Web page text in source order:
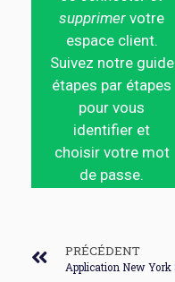
supprimer votre
espace client.
Suivez notre guide
étapes par étapes
pour vous
identifier et
choisir votre mot
de passe.
PRÉCÉDENT